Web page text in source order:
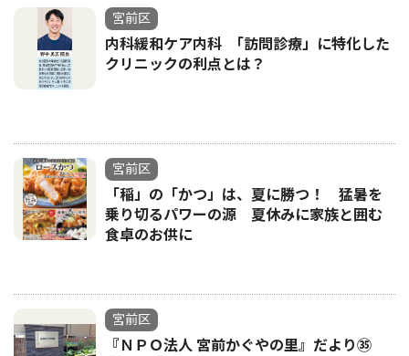
宮前区
内科緩和ケア内科 ｢訪問診療」に特化した
クリニックの利点とは？
宮前区
「稲」の「かつ」は、夏に勝つ！ 猛暑を
乗り切るパワーの源 夏休みに家族と囲む
食卓のお供に
宮前区
『ＮＰＯ法人 宮前かぐやの里』だより㉟